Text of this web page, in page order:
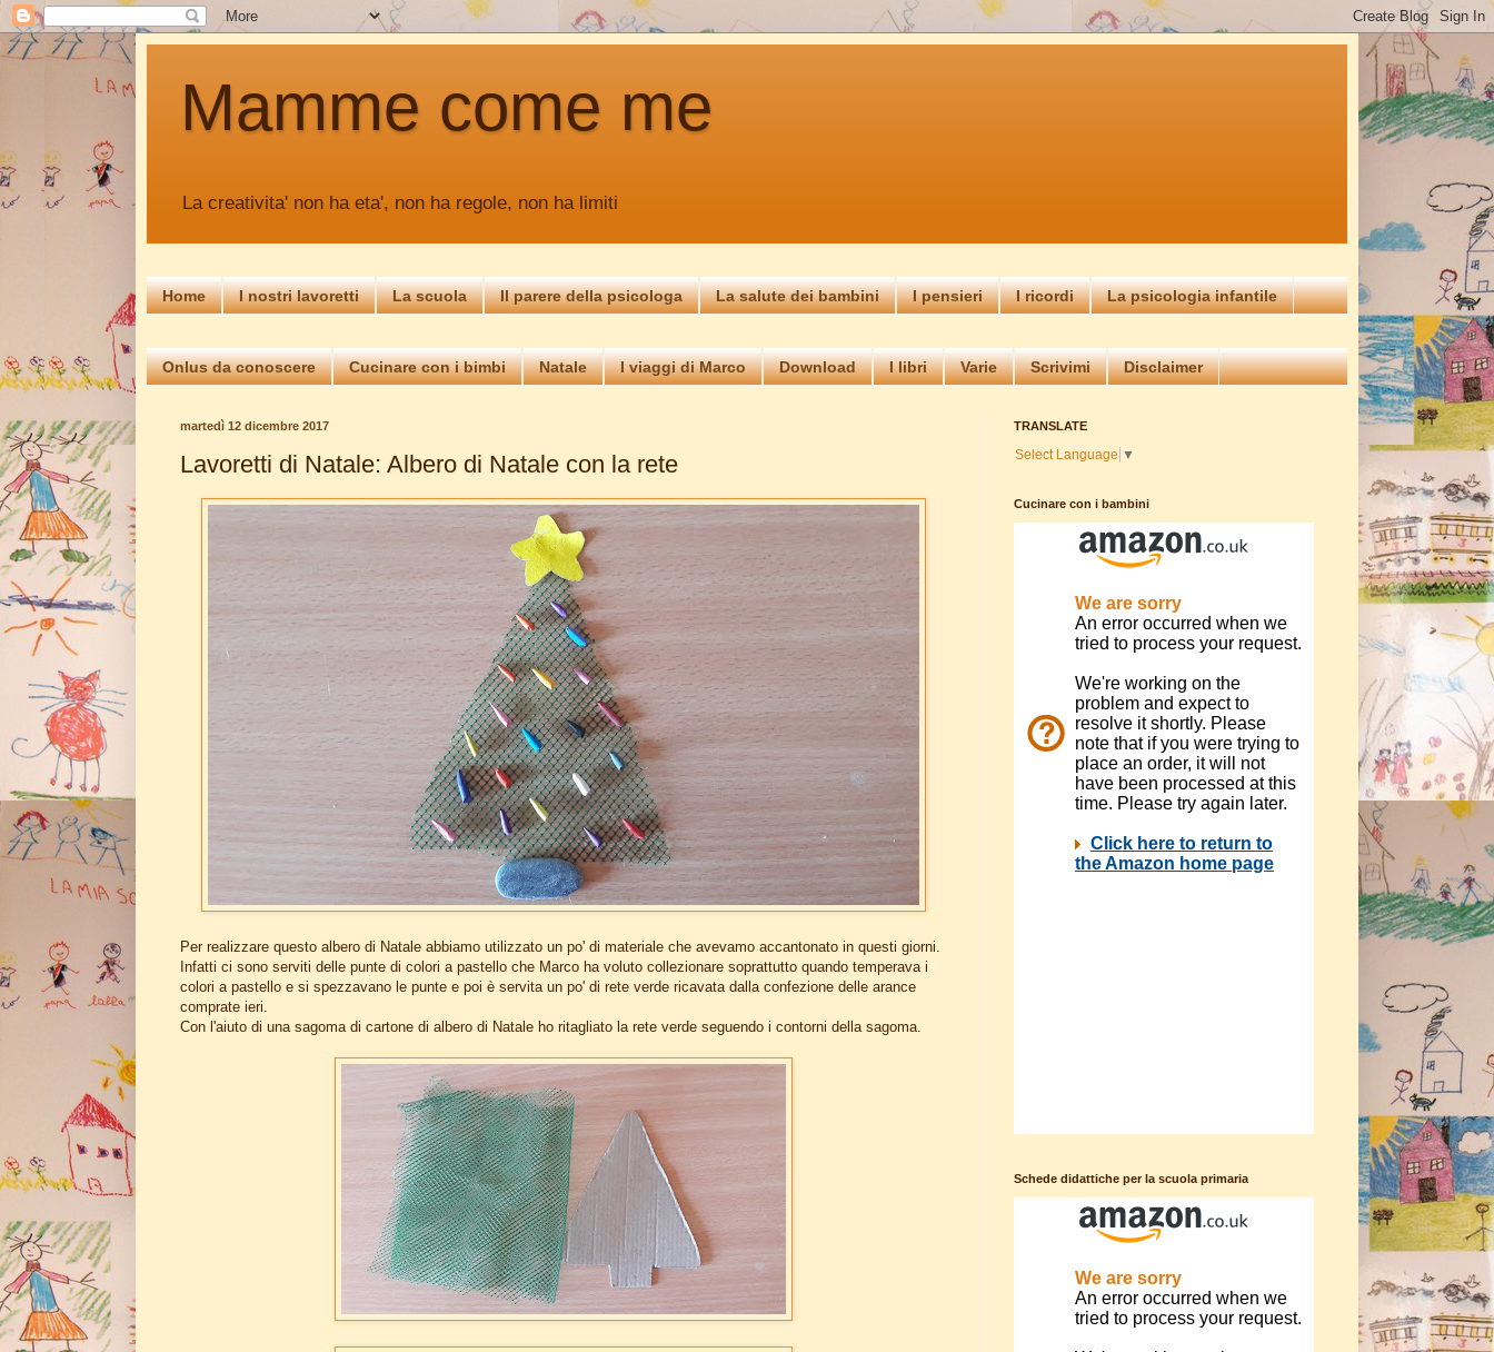
Mamme come me
La creativita' non ha eta', non ha regole, non ha limiti
Home I nostri lavoretti La scuola Il parere della psicologa La salute dei bambini I pensieri I ricordi La psicologia infantile
Onlus da conoscere Cucinare con i bimbi Natale I viaggi di Marco Download I libri Varie Scrivimi Disclaimer
martedì 12 dicembre 2017
Lavoretti di Natale: Albero di Natale con la rete
Per realizzare questo albero di Natale abbiamo utilizzato un po' di materiale che avevamo accantonato in questi giorni.
Infatti ci sono serviti delle punte di colori a pastello che Marco ha voluto collezionare soprattutto quando temperava i
colori a pastello e si spezzavano le punte e poi è servita un po' di rete verde ricavata dalla confezione delle arance
comprate ieri.
Con l'aiuto di una sagoma di cartone di albero di Natale ho ritagliato la rete verde seguendo i contorni della sagoma.
TRANSLATE
Select Language ▼
Cucinare con i bambini
Schede didattiche per la scuola primaria